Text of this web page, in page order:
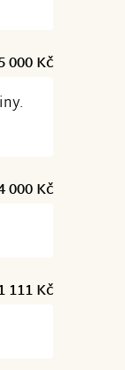
000 Kč
000 Kč
111 Kč